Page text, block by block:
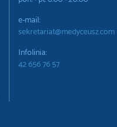
e-mail:
sekretariat@medyceusz.com
Infolinia:
42 656 76 57